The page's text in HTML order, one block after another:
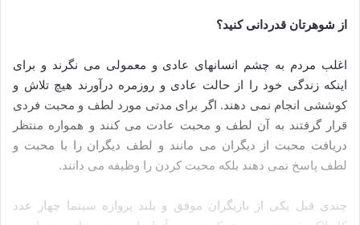
از شوهرتان قدردانی کنید؟
اغلب مردم به چشم انسانهای عادی و معمولی می نگرند و برای
اینکه زندگی خود را از حالت عادی و روزمره درآورند هیچ تلاش و
کوششی انجام نمی دهند. اگر برای مدتی مورد لطف و محبت فردی
قرار گرفتند به آن لطف و محبت عادت می کنند و همواره منتظر
دریافت محبت از دیگران می مانند و لطف دیگران را با محبت و
لطف پاسخ نمی دهند بلکه محبت کردن را وظیفه می دانند.
چندی قبل یکی از بازیگران موفق و بلند پروازه سینما چهار عدد